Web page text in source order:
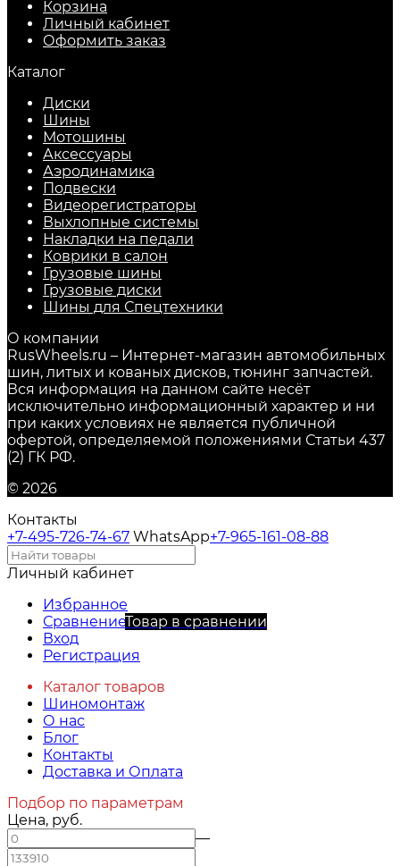
Корзина
Личный кабинет
Оформить заказ
Каталог
Диски
Шины
Мотошины
Аксессуары
Аэродинамика
Подвески
Видеорегистраторы
Выхлопные системы
Накладки на педали
Коврики в салон
Грузовые шины
Грузовые диски
Шины для Спецтехники
О компании
RusWheels.ru – Интернет-магазин автомобильных
шин, литых и кованых дисков, тюнинг запчастей.
Вся информация на данном сайте несёт
исключительно информационный характер и ни
при каких условиях не является публичной
офертой, определяемой положениями Статьи 437
(2) ГК РФ.
© 2026
Контакты
+7-495-726-74-67 WhatsApp+7-965-161-08-88
Личный кабинет
Избранное
СравнениеТовар в сравнении
Вход
Регистрация
Каталог товаров
Шиномонтаж
О нас
Блог
Контакты
Доставка и Оплата
Подбор по параметрам
Цена, руб.
—